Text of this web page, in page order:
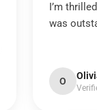
I’m
was
O